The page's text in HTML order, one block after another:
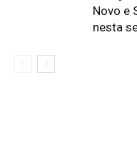
Novo e
nesta